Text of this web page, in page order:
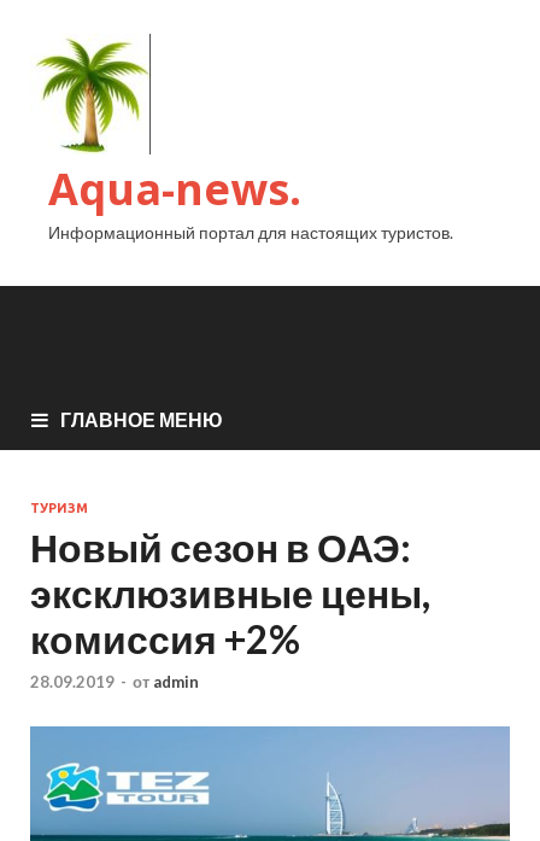
Aqua-news.
Информационный портал для настоящих туристов.
ГЛАВНОЕ МЕНЮ
ТУРИЗМ
Новый сезон в ОАЭ:
эксклюзивные цены,
комиссия +2%
28.09.2019 - от admin